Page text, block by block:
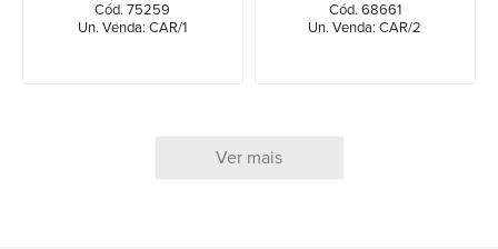
Cód. 75259
Un. Venda: CAR/1
Cód. 68661
Un. Venda: CAR/2
Ver mais